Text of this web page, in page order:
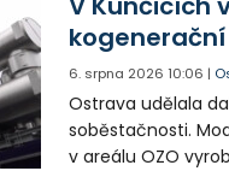
6. srpna 2026 10:06 |
Ostrava udělala
soběstačnosti.
v areálu OZO